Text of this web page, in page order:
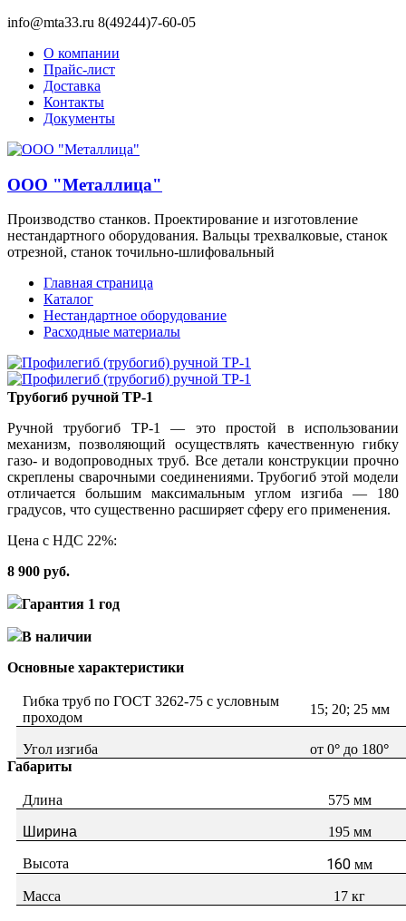
info@mta33.ru 8(49244)7-60-05
О компании
Прайс-лист
Доставка
Контакты
Документы
ООО "Металлица"
Производство станков. Проектирование и изготовление
нестандартного оборудования. Вальцы трехвалковые, станок
отрезной, станок точильно-шлифовальный
Главная страница
Каталог
Нестандартное оборудование
Расходные материалы
Трубогиб ручной ТР-1
Ручной трубогиб ТР-1 — это простой в использовании
механизм, позволяющий осуществлять качественную гибку
газо- и водопроводных труб. Все детали конструкции прочно
скреплены сварочными соединениями. Трубогиб этой модели
отличается большим максимальным углом изгиба — 180
градусов, что существенно расширяет сферу его применения.
Цена с НДС 22%:
8 900 руб.
Гарантия 1 год
В наличии
Основные характеристики
Гибка труб по ГОСТ 3262-75 с условным
проходом
15; 20; 25 мм
Угол изгиба от 0° до 180°
Габариты
Длина 575 мм
Ширина 195 мм
Высота 160 мм
Масса 17 кг